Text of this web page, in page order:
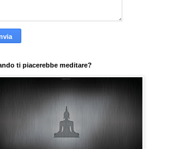
ti piacerebbe meditare?